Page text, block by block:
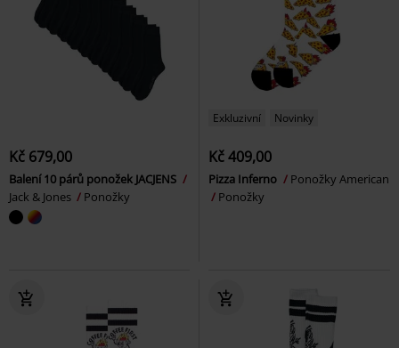
Kč 679,00
Balení 10 párů ponožek JACJENS
Jack & Jones
Ponožky
Exkluzivní Novinky
Kč 409,00
Pizza Inferno
Ponožky American
Ponožky